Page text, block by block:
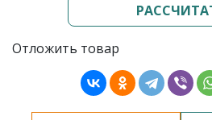
Отложить товар